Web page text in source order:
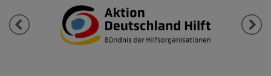
Previous Next